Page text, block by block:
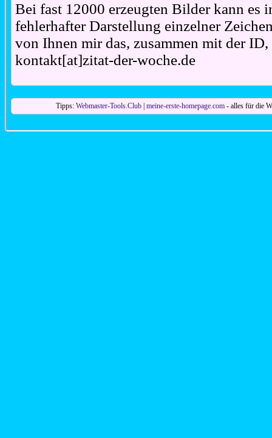
Bei fast 12000 erzeugten Bilder kann es
fehlerhafter Darstellung einzelner
von Ihnen mir das, zusammen mit der
kontakt[at]zitat-der-woche.de
Tipps: Webmaster-Tools.Club| meine-erste-homepage.com- alles für die